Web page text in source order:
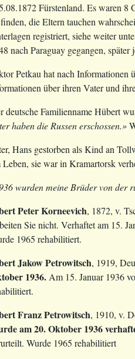
Fürstenland. Es waren
die Eltern tauchen
registriert, siehe weiter
nach Paraguay gegangen,
Petkau hat nach Informationen
über ihren Vater und
deutsche Familienname Hübert
haben die Russen erschossen.»
Hans gestorben als Kind an
Leben, sie war in Kramartorsk
wurden meine Brüder von der
Peter Korneevich, 1872, v.
Sie nicht. Verhaftet am 15.
1965 rehabilitiert.
Jakow Petrowitsch, 1919,
1936. Am 15. Januar 1936
Franz Petrowitsch, 1910, v.
am 20. Oktober 1936
Wurde 1965 rehabilitiert